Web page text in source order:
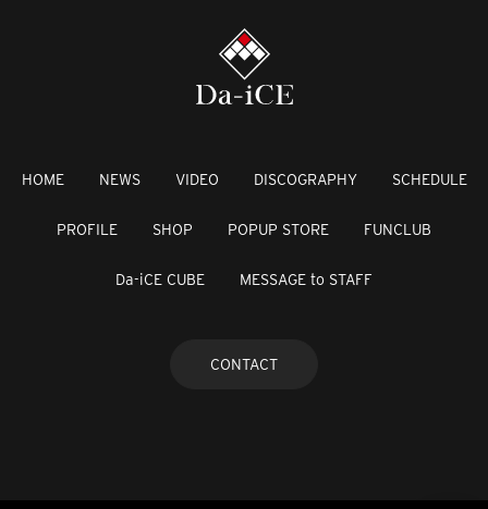
HOME NEWS VIDEO DISCOGRAPHY SCHEDULE
PROFILE SHOP POPUP STORE FUNCLUB
Da-iCE CUBE MESSAGE to STAFF
CONTACT